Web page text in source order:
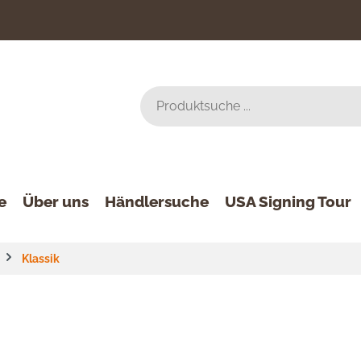
Über uns Händlersuche USA Signing Tour
Klassik